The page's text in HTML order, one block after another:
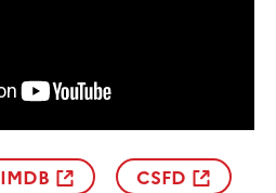
IMDB
CSFD